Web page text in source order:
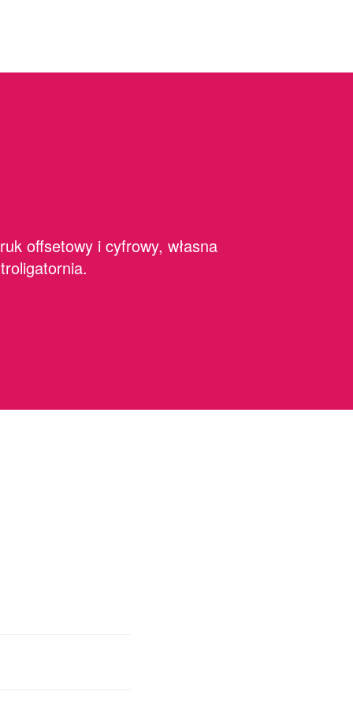
offsetowy i cyfrowy, własna